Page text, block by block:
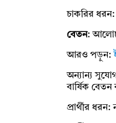
চাকরির ধরন:
বেতন:
আরও পড়ুন:
অন্যান্য
বার্ষিক বেতন
প্রার্থীর